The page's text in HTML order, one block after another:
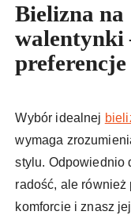
Bielizna na
Wybór idealnej
wymaga
stylu. Odpowiednio
radość, ale również
komforcie i znasz